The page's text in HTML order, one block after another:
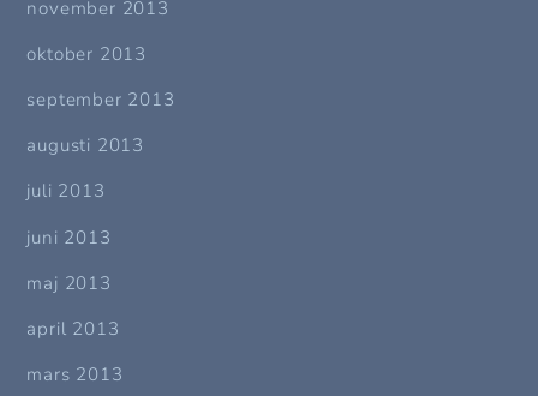
november 2013
oktober 2013
september 2013
augusti 2013
juli 2013
juni 2013
maj 2013
april 2013
mars 2013